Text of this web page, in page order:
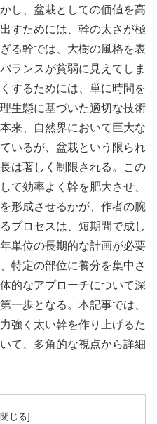
し、盆栽としての価値を高
すためには、幹の太さが極
る幹では、大樹の風格を表
ランスが貧弱に見えてしま
するためには、単に時間を
生態に基づいた適切な技術
来、自然界において巨大な
いるが、盆栽という限られ
は著しく制限される。この
て効率よく幹を肥大させ、
形成させるかが、作者の腕
プロセスは、短期間で成し
単位の長期的な計画が必要
特定の部位に養分を集中さ
的なアプローチについて深
一歩となる。本記事では、
強く太い幹を作り上げるた
て、多角的な視点から詳細